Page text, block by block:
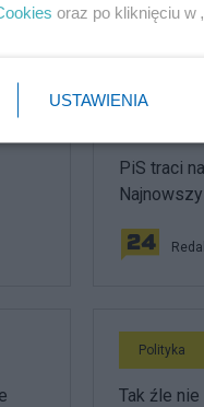
PiS traci
Polityka
Tak źle
oraz po kliknięciu w
USTAWIENIA